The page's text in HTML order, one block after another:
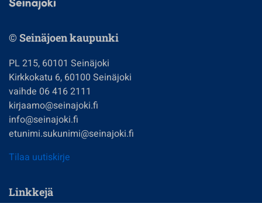
© Seinäjoen kaupunki
PL 215, 60101 Seinäjoki
Kirkkokatu 6, 60100 Seinäjoki
vaihde 06 416 2111
kirjaamo@seinajoki.fi
info@seinajoki.fi
etunimi.sukunimi@seinajoki.fi
Tilaa uutiskirje
Linkkejä